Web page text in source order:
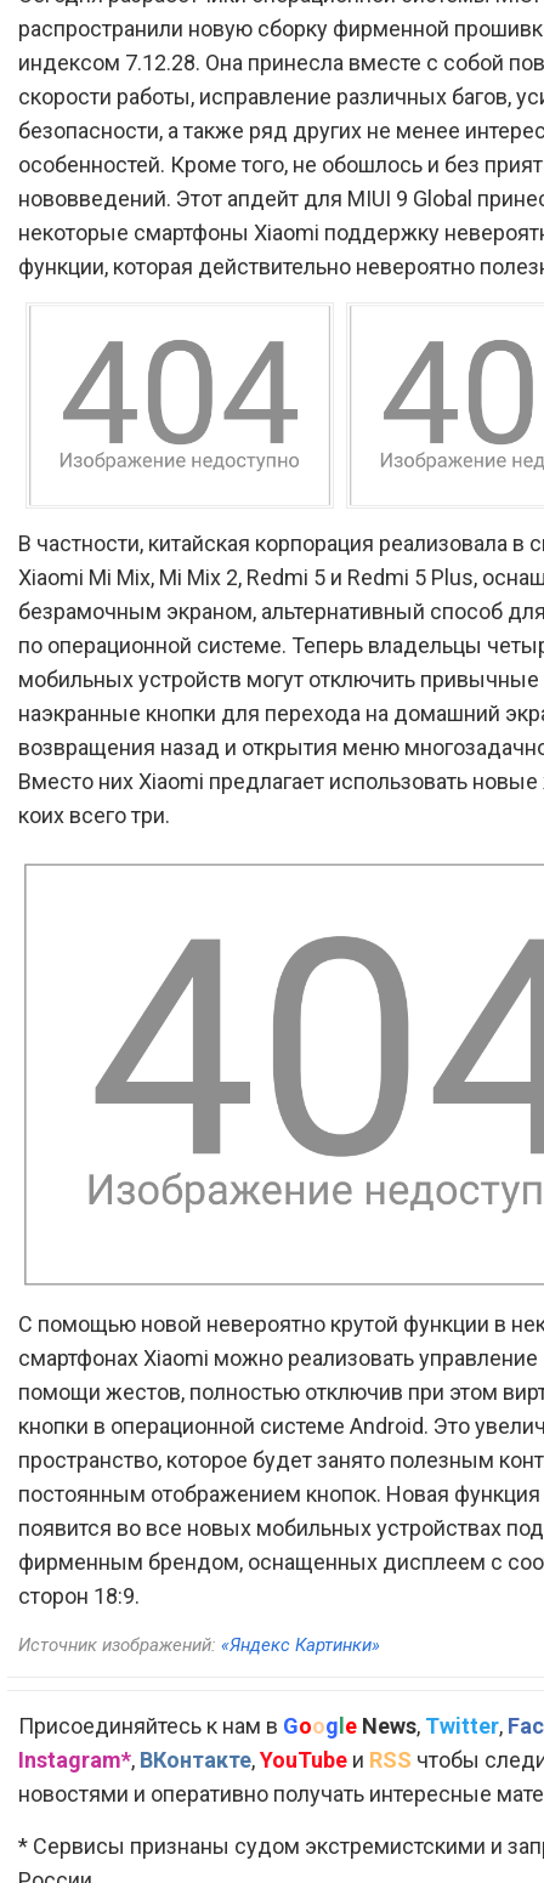
распространили новую сборку фирменной
индексом 7.12.28. Она принесла вместе с собой
скорости работы, исправление различных багов,
безопасности, а также ряд других не менее
особенностей. Кроме того, не обошлось и без
нововведений. Этот апдейт для MIUI 9 Global
некоторые смартфоны Xiaomi поддержку
функции, которая действительно невероятно
В частности, китайская корпорация реализовала в
Xiaomi Mi Mix, Mi Mix 2, Redmi 5 и Redmi 5 Plus,
безрамочным экраном, альтернативный способ
по операционной системе. Теперь владельцы
мобильных устройств могут отключить привычные
наэкранные кнопки для перехода на домашний
возвращения назад и открытия меню
Вместо них Xiaomi предлагает использовать
коих всего три.
С помощью новой невероятно крутой функции в
смартфонах Xiaomi можно реализовать управление
помощи жестов, полностью отключив при этом
кнопки в операционной системе Android. Это
пространство, которое будет занято полезным
постоянным отображением кнопок. Новая функция
появится во все новых мобильных устройствах под
фирменным брендом, оснащенных дисплеем с
сторон 18:9.
Источник изображений: «Яндекс Картинки»
Присоединяйтесь к нам в Google News, Twitter,
Instagram*, ВКонтакте,YouTube и RSS чтобы
новостями и оперативно получать интересные
* Сервисы признаны судом экстремистскими и